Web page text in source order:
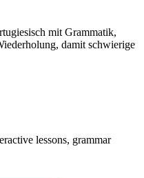
mit Grammatik,
damit schwierige
lessons, grammar